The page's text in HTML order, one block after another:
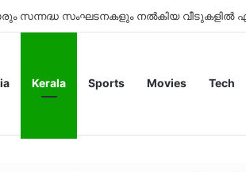
സംഘടനകളും നൽകിയ വീടുകളിൽ
Kerala Sports Movies Tech